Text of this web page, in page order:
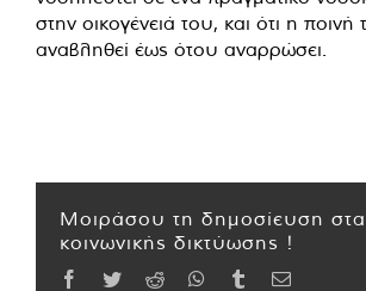
στην οικογένειά του, και ότι η
αναβληθεί έως ότου αναρρώσει.
Μοιράσου τη δημοσίευση
κοινωνικής δικτύωσης !
Facebook
TwitterReddit WhatsApp
TumblrEmail